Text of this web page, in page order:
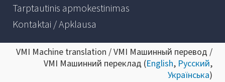
Tarptautinis apmokestinimas
Kontaktai / Apklausa
VMI Machine translation / VMI Машинный перевод /
VMI Машинний переклад (English, Русский,
Українська)